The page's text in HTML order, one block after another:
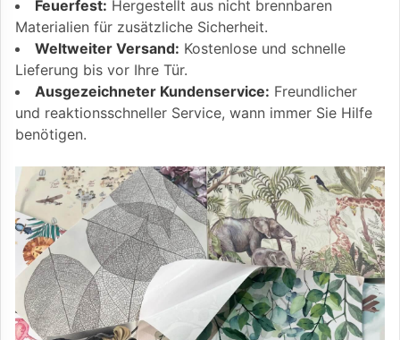
Feuerfest: Hergestellt aus nicht brennbaren
Materialien für zusätzliche Sicherheit.
Weltweiter Versand: Kostenlose und schnelle
Lieferung bis vor Ihre Tür.
Ausgezeichneter Kundenservice: Freundlicher
und reaktionsschneller Service, wann immer Sie Hilfe
benötigen.